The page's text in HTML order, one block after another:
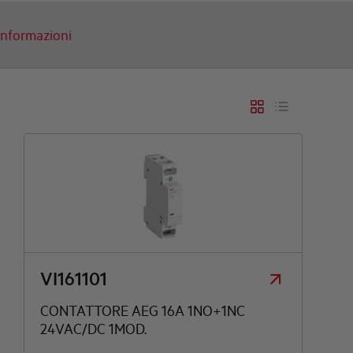
VI161101
CONTATTORE AEG 16A 1NO+1NC
24VAC/DC 1MOD.